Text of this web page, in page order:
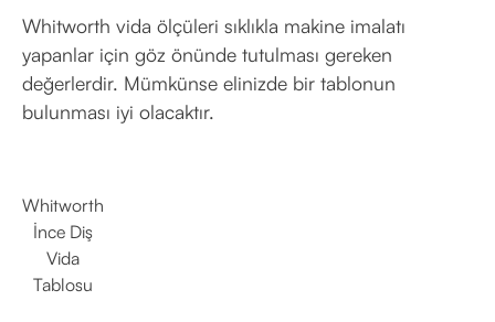
Whitworth vida ölçüleri sıklıkla makine imalatı
yapanlar için göz önünde tutulması gereken
değerlerdir. Mümkünse elinizde bir tablonun
bulunması iyi olacaktır.
Whitworth
İnce Diş
Vida
Tablosu